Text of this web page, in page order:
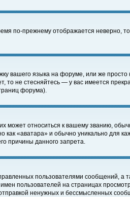
по-прежнему отображается неверно,
вашего языка на форуме, или же
то не стесняйтесь — у вас имеется
форума).
относиться к вашему званию,
«аватара» и обычно уникально для
причины данного запрета.
пользователями сообщений,
пользователей на страницах
ненужных и бессмысленных